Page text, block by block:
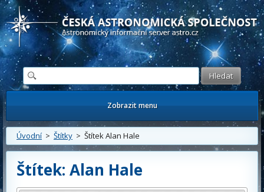
Česká astronomická společnost - Informační astronomický server
Zobrazit menu
Úvodní > Štítky > Štítek Alan Hale
Štítek: Alan Hale